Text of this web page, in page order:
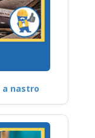
a nastro